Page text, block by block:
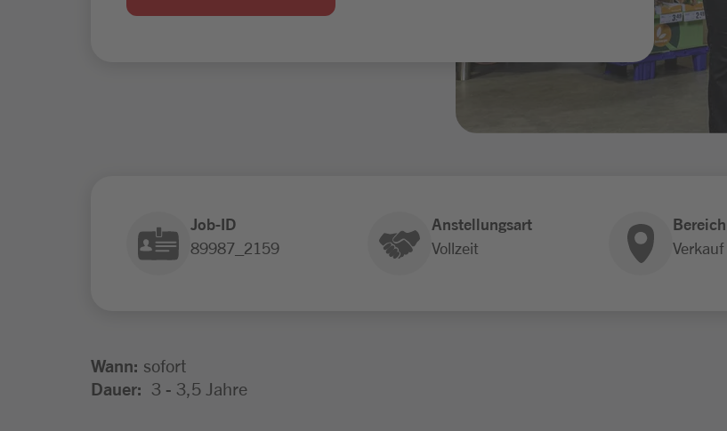
Job-ID
89987_2159
Anstellungsart
Vollzeit
Bereich
Verkauf
Wann: sofort
Dauer: 3 - 3,5 Jahre